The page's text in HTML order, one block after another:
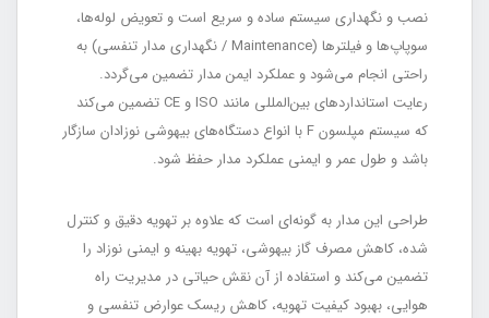
نصب و نگهداری سیستم ساده و سریع است و تعویض لوله‌ها،
سوپاپ‌ها و فیلترها (Maintenance / نگهداری مدار تنفسی) به
راحتی انجام می‌شود و عملکرد ایمن مدار تضمین می‌گردد.
رعایت استانداردهای بین‌المللی مانند ISO و CE تضمین می‌کند
که سیستم مپلسون F با انواع دستگاه‌های بیهوشی نوزادان سازگار
باشد و طول عمر و ایمنی عملکرد مدار حفظ شود.
طراحی این مدار به گونه‌ای است که علاوه بر تهویه دقیق و کنترل
شده، کاهش مصرف گاز بیهوشی، تهویه بهینه و ایمنی نوزاد را
تضمین می‌کند و استفاده از آن نقش حیاتی در مدیریت راه
هوایی، بهبود کیفیت تهویه، کاهش ریسک عوارض تنفسی و